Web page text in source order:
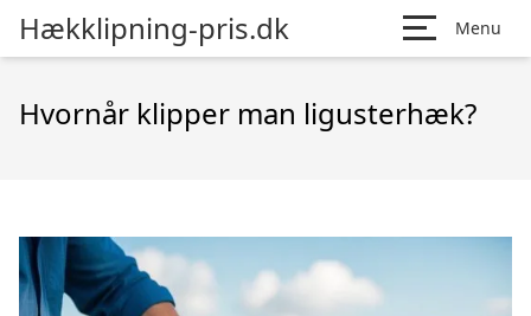
Hækklipning-pris.dk Menu
Hvornår klipper man ligusterhæk?